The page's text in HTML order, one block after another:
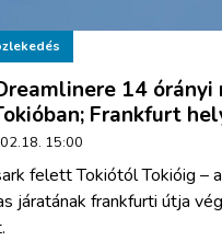
14 órányi
Frankfurt
15:00
felett Tokiótól Tokióig –
járatának frankfurti útja